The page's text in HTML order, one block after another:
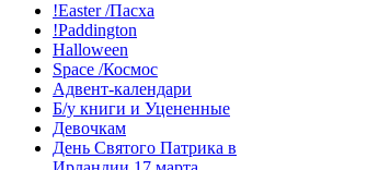
!Easter /Пасха
!Paddington
Halloween
Space /Космос
Адвент-календари
Б/у книги и Уцененные
Девочкам
День Святого Патрика в